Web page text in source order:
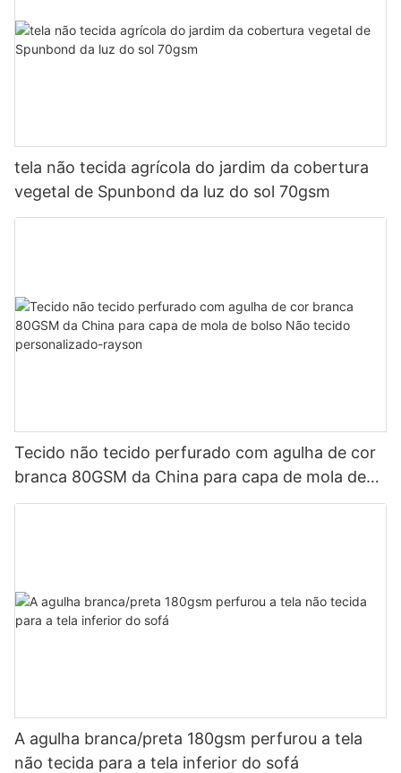
tela não tecida agrícola do jardim da cobertura
vegetal de Spunbond da luz do sol 70gsm
Tecido não tecido perfurado com agulha de cor
branca 80GSM da China para capa de mola de
bolso Não tecido personalizado-rayson
A agulha branca/preta 180gsm perfurou a tela
não tecida para a tela inferior do sofá